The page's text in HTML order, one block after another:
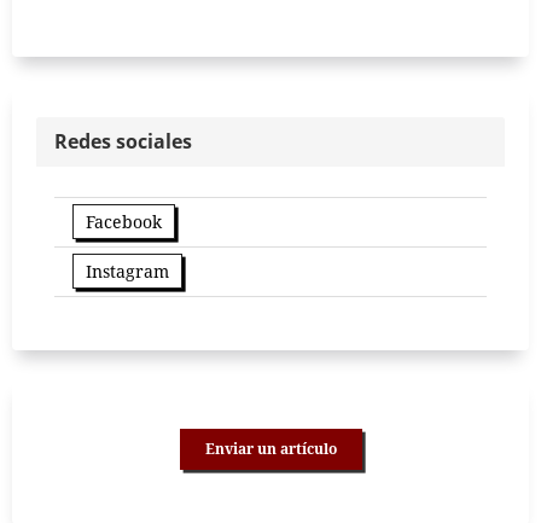
Redes sociales
Facebook
Instagram
Enviar un artículo